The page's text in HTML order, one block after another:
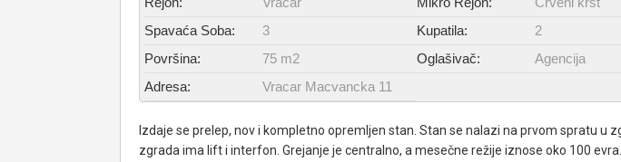
Spavaća Soba:
3 Kupatila:
2
Površina:
75 m2 Oglašivač:
Agencija
Adresa:
Vracar Macvancka 11
Izdaje se prelep, nov i kompletno opremljen stan. Stan se nalazi na prvom spratu u
zgrada ima lift i interfon. Grejanje je centralno, a mesečne režije iznose oko 100